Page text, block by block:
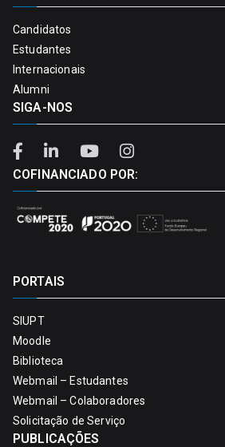
Candidatos
Estudantes
Internacionais
Alumni
SIGA-NOS
COFINANCIADO POR:
PORTAIS
SIUPT
Moodle
Biblioteca
Webmail – Estudantes
Webmail – Colaboradores
Solicitação de Serviço
PUBLICAÇÕES